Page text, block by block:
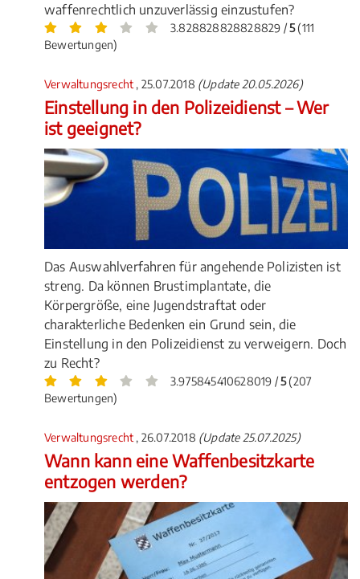
waffenrechtlich unzuverlässig einzustufen?
3.828828828828829 /5(111
Bewertungen)
Verwaltungsrecht , 25.07.2018 (Update 20.05.2026)
Einstellung in den Polizeidienst – Wer
ist geeignet?
Das Auswahlverfahren für angehende Polizisten ist
streng. Da können Brustimplantate, die
Körpergröße, eine Jugendstraftat oder
charakterliche Bedenken ein Grund sein, die
Einstellung in den Polizeidienst zu verweigern. Doch
zu Recht?
3.975845410628019 /5(207
Bewertungen)
Verwaltungsrecht , 26.07.2018 (Update 25.07.2025)
Wann kann eine Waffenbesitzkarte
entzogen werden?